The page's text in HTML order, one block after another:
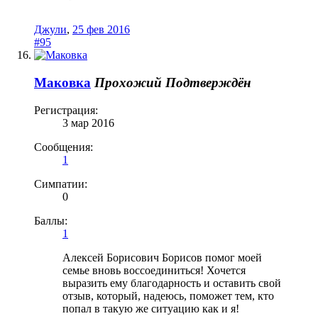
Джули, 25 фев 2016
#95
Маковка Прохожий Подтверждён
Регистрация:
3 мар 2016
Сообщения:
1
Симпатии:
0
Баллы:
1
Алексей Борисович Борисов помог моей
семье вновь воссоединиться! Хочется
выразить ему благодарность и оставить свой
отзыв, который, надеюсь, поможет тем, кто
попал в такую же ситуацию как и я!